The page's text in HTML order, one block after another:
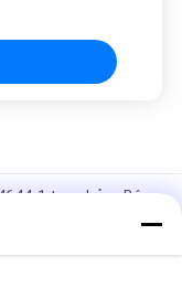
1 tan chảy - Bộ
đậu vải Kiểm tra